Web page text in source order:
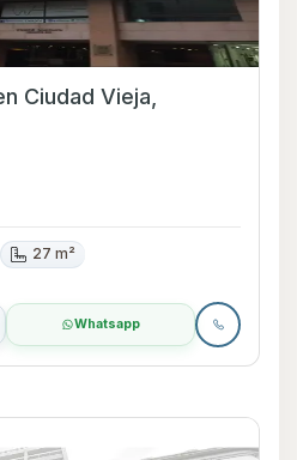
27 m²
Whatsapp